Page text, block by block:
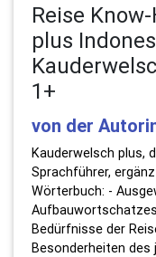
Reise
plus
1+
von der
Kauderwelsch plus,
Sprachführer,
Wörterbuch: -
Bedürfnisse der
Besonderheiten des